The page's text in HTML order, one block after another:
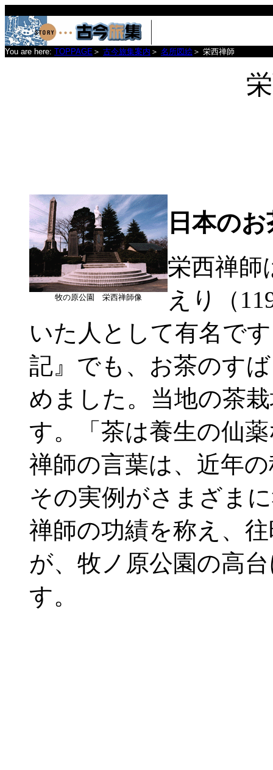
You are here: TOPPAGE ＞ 古今旅集案内 ＞ 名所図絵 ＞ 栄西禅師
牧の原公園 栄西禅師像
日本の
栄西禅師
えり（
いた人として有名で
記』でも、お茶のす
めました。当地の茶
す。「茶は養生の仙
禅師の言葉は、近年
その実例がさまざま
禅師の功績を称え、
が、牧ノ原公園の高
す。